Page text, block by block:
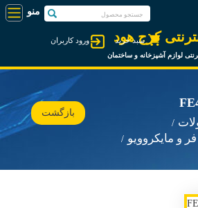
کرج هود
لوازم آشپزخانه و ساختمان
ورود کاربران سبد خرید
فر و مایکروویو
بازگشت